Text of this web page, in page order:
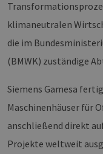
klimaneutralen
die im
(BMWK) zuständige
Siemens Gamesa
Maschinenhäuser für
anschließend direkt
Projekte weltweit